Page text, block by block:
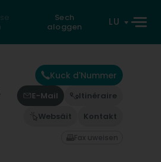
Sech
aloggen
LU
Kuck d'Nummer
E-Mail
Itinéraire
Websäit
Kontakt
Fax uweisen